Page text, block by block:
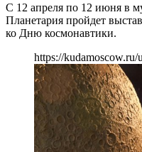
С 12 апреля по 12 июня в
Планетария пройдет
ко Дню космонавтики.
https://kudamoscow.ru/